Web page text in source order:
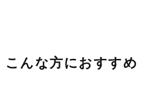
こんな方におすすめ